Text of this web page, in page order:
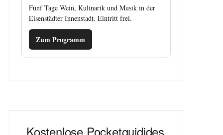
Fünf Tage Wein, Kulinarik und Musik in der
Eisenstädter Innenstadt. Eintritt frei.
Zum Programm
Kostenlose Pocketguidides